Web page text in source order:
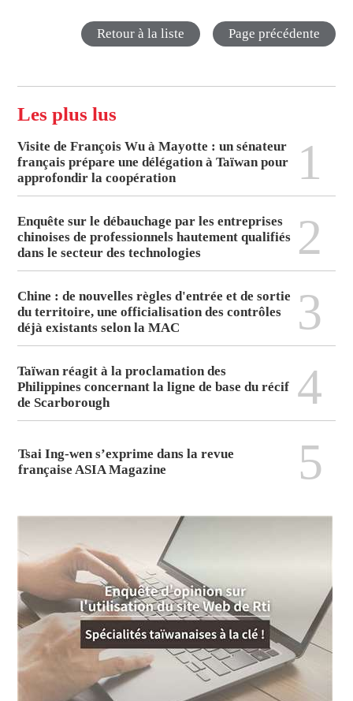
Retour à la liste Page précédente
Les plus lus
Visite de François Wu à Mayotte : un sénateur
français prépare une délégation à Taïwan pour
approfondir la coopération
1
Enquête sur le débauchage par les entreprises
chinoises de professionnels hautement qualifiés
dans le secteur des technologies
2
Chine : de nouvelles règles d'entrée et de sortie
du territoire, une officialisation des contrôles
déjà existants selon la MAC
3
Taïwan réagit à la proclamation des
Philippines concernant la ligne de base du récif
de Scarborough
4
Tsai Ing-wen s’exprime dans la revue
française ASIA Magazine
5